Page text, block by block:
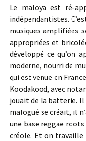
Le maloya est ré-
indépendantistes.
musiques amplifiées
appropriées et
développé ce qu’on
moderne, nourri de
qui est venue en
Koodakood, avec
jouait de la batterie. Il
malogué se créait, il
une base reggae roots
créole. Et on travaille